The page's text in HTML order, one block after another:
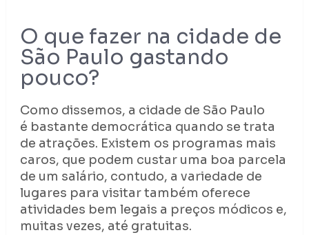
O que fazer na cidade de
São Paulo gastando
pouco?
Como dissemos, a cidade de São Paulo
é bastante democrática quando se trata
de atrações. Existem os programas mais
caros, que podem custar uma boa parcela
de um salário, contudo, a variedade de
lugares para visitar também oferece
atividades bem legais a preços módicos e,
muitas vezes, até gratuitas.